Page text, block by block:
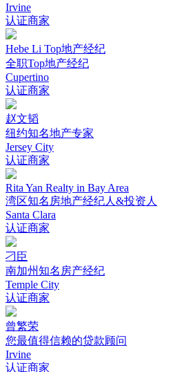
Irvine
认证商家
Hebe Li Top地产经纪
全职Top地产经纪
Cupertino
认证商家
赵文韬
纽约知名地产专家
Jersey City
认证商家
Rita Yan Realty in Bay Area
湾区知名房地产经纪人&投资人
Santa Clara
认证商家
刁臣
南加州知名房产经纪
Temple City
认证商家
曾繁荣
您最值得信赖的贷款顾问
Irvine
认证商家